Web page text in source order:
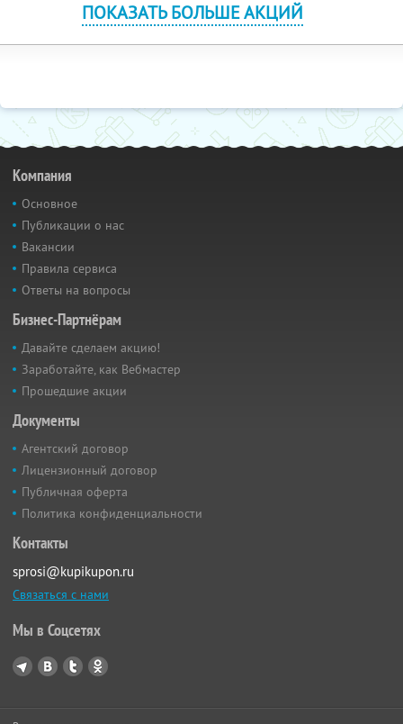
ПОКАЗАТЬ БОЛЬШЕ АКЦИЙ
Компания
Основное
Публикации о нас
Вакансии
Правила сервиса
Ответы на вопросы
Бизнес-Партнёрам
Давайте сделаем акцию!
Заработайте, как Вебмастер
Прошедшие акции
Документы
Агентский договор
Лицензионный договор
Публичная оферта
Политика конфиденциальности
Контакты
sprosi@kupikupon.ru
Связаться с нами
Мы в Соцсетях